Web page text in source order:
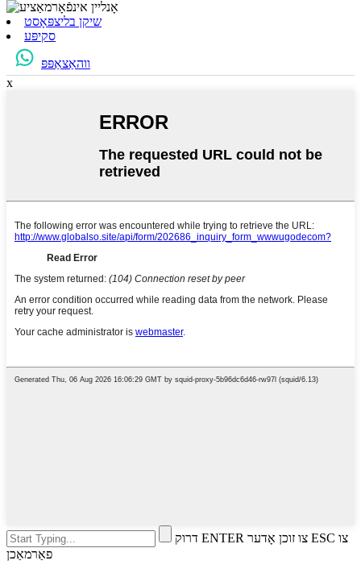
שיקן בליצפּאָסט
סקיפּע
ווהאַצאַפּפּ
x
דרוק ENTER צו זוכן אָדער ESC צו
פאַרמאַכן